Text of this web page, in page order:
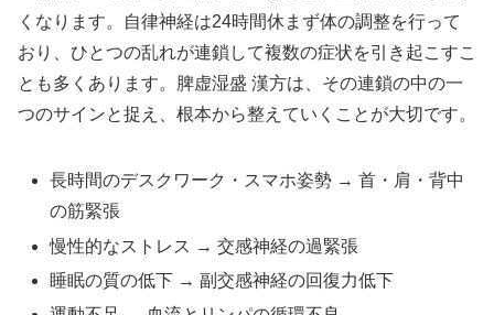
くなります。自律神経は24時間休まず体の調整を行って
おり、ひとつの乱れが連鎖して複数の症状を引き起こすこ
とも多くあります。脾虚湿盛 漢方は、その連鎖の中の一
つのサインと捉え、根本から整えていくことが大切です。
長時間のデスクワーク・スマホ姿勢 → 首・肩・背中
の筋緊張
慢性的なストレス → 交感神経の過緊張
睡眠の質の低下 → 副交感神経の回復力低下